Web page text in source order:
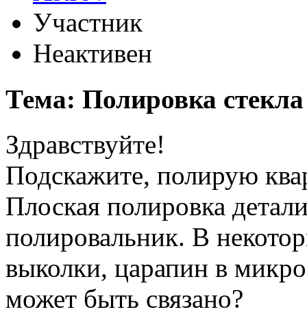
Участник
Неактивен
Тема: Полировка
Здравствуйте!
Подскажите, полирую
Плоская полировка
полировальник. В
выколки, царапин в
может быть связано?